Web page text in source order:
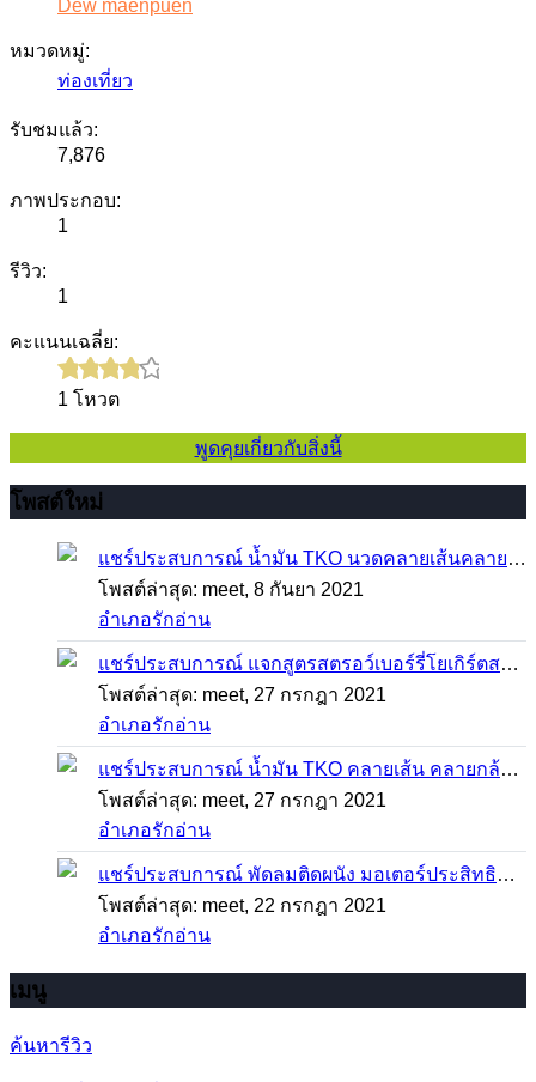
Dew maenpuen
หมวดหมู่:
ท่องเที่ยว
รับชมแล้ว:
7,876
ภาพประกอบ:
1
รีวิว:
1
คะแนนเฉลี่ย:
1 โหวต
พูดคุยเกี่ยวกับสิ่งนี้
โพสต์ใหม่
แชร์ประสบการณ์ น้ำมัน TKO นวดคลายเส้นคลายกล้ามเนื้อ จากภาวะตึงหรือเคล็ด บาดเจ็บ ได้อย่างฉับพลัน
โพสต์ล่าสุด: meet, 8 กันยา 2021
อำเภอรักอ่าน
แชร์ประสบการณ์ แจกสูตรสตรอว์เบอร์รี่โยเกิร์ตสมูทตี้ ทำง่าย อร่อย แค่มีเครื่องปั่นน้ำผลไม้
โพสต์ล่าสุด: meet, 27 กรกฎา 2021
อำเภอรักอ่าน
แชร์ประสบการณ์ น้ำมัน TKO คลายเส้น คลายกล้ามเนื้อ บรรเทาอาการบาดเจ็บโดยฉับพลัน
โพสต์ล่าสุด: meet, 27 กรกฎา 2021
อำเภอรักอ่าน
แชร์ประสบการณ์ พัดลมติดผนัง มอเตอร์ประสิทธิภาพสูง ติดตั้งง่าย ประหยัดพื้นที่
โพสต์ล่าสุด: meet, 22 กรกฎา 2021
อำเภอรักอ่าน
เมนู
ค้นหารีวิว